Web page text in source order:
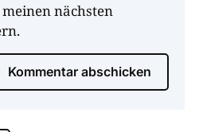
nächsten
Kommentar abschicken